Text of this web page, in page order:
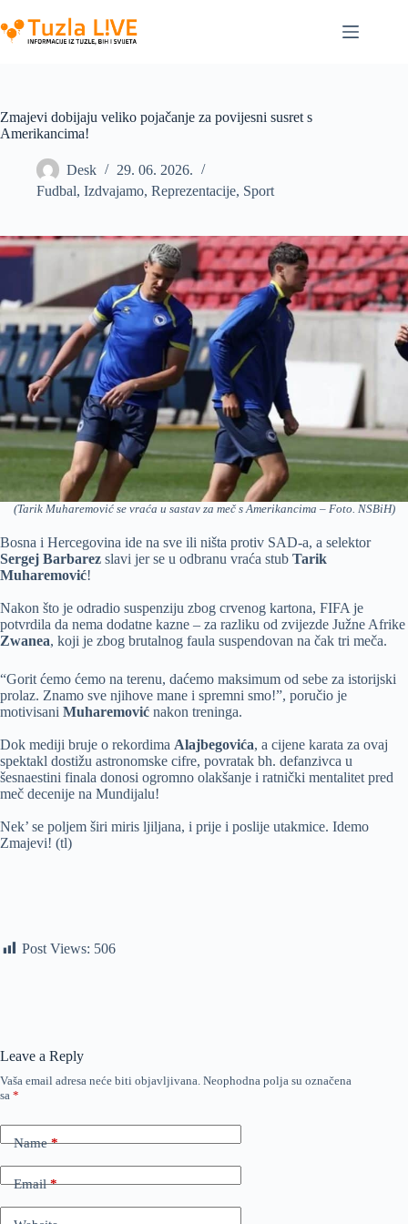
to
content
Zmajevi dobijaju veliko pojačanje za povijesni susret s
Amerikancima!
Desk
29. 06. 2026.
Fudbal, Izdvajamo, Reprezentacije, Sport
(Tarik Muharemović se vraća u sastav za meč s Amerikancima – Foto. NSBiH)
Bosna i Hercegovina ide na sve ili ništa protiv SAD-a, a selektor
Sergej Barbarez slavi jer se u odbranu vraća stub Tarik
Muharemović!
Nakon što je odradio suspenziju zbog crvenog kartona, FIFA je
potvrdila da nema dodatne kazne – za razliku od zvijezde Južne Afrike
Zwanea, koji je zbog brutalnog faula suspendovan na čak tri meča.
“Gorit ćemo ćemo na terenu, daćemo maksimum od sebe za istorijski
prolaz. Znamo sve njihove mane i spremni smo!”, poručio je
motivisani Muharemović nakon treninga.
Dok mediji bruje o rekordima Alajbegovića, a cijene karata za ovaj
spektakl dostižu astronomske cifre, povratak bh. defanzivca u
šesnaestini finala donosi ogromno olakšanje i ratnički mentalitet pred
meč decenije na Mundijalu!
Nek’ se poljem širi miris ljiljana, i prije i poslije utakmice. Idemo
Zmajevi! (tl)
Post Views: 506
Leave a Reply
Vaša email adresa neće biti objavljivana. Neophodna polja su označena
sa *
Name*
Email*